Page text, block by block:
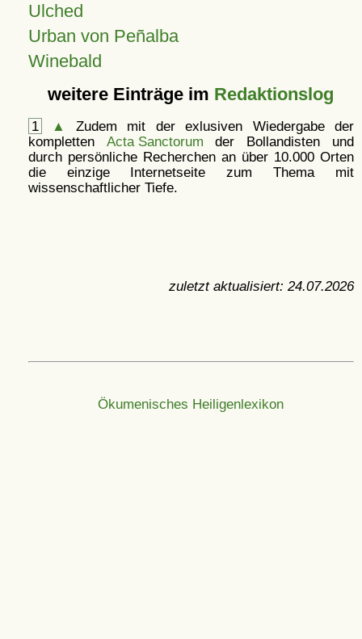
Ulched
Urban von Peñalba
Winebald
weitere Einträge im Redaktionslog
1 ▲
Zudem mit der exlusiven Wiedergabe der
kompletten Acta Sanctorum der Bollandisten und
durch persönliche Recherchen an über 10.000 Orten
die einzige Internetseite zum Thema mit
wissenschaftlicher Tiefe.
zuletzt aktualisiert: 24.07.2026
Ökumenisches Heiligenlexikon